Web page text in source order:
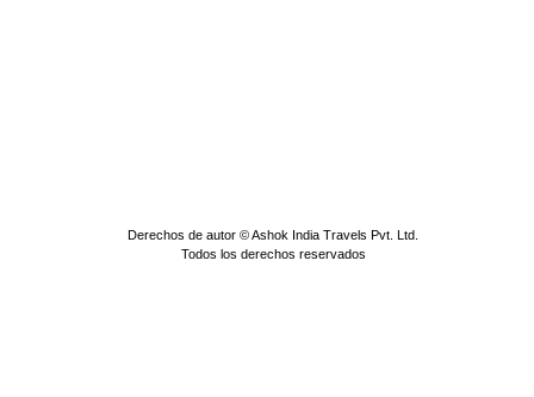
Derechos de autor © Ashok India Travels Pvt. Ltd.
Todos los derechos reservados